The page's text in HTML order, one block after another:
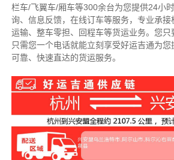
栏车/飞翼车/厢车等300余台为您提供24小
询、信息反馈，在线订车等服务， 专业承接
运输、整车零担、回程车等货运业务。 您只
只需您一个电话就能立刻享受好运吉通为
可靠、快速直达的货运服务。